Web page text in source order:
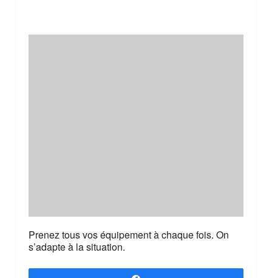
Prenez tous vos équipement à chaque fois. On
s’adapte à la situation.